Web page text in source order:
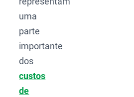
uma
parte
importante
dos
custos
de